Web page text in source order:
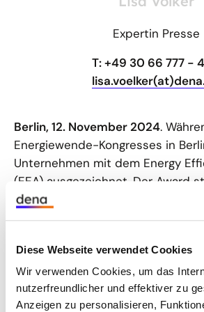
Diese Webseite verwendet Cookies
Wir verwenden Cookies, um das
nutzerfreundlicher und effektiver zu
Anzeigen zu personalisieren,
Expertin Presse
T: +49 30 66 777 -
Berlin, 12. November 2024.
Energiewende-Kongresses in
Unternehmen mit dem Energy
(EEA) ausgezeichnet. Der Award
Schirmherrschaft von Dr. Robert
Bundesminister für Wirtschaft
und Konzepte, die den Ausstoß
Treibhausgasen reduzieren und
der Industrie zur Klimaneutralität